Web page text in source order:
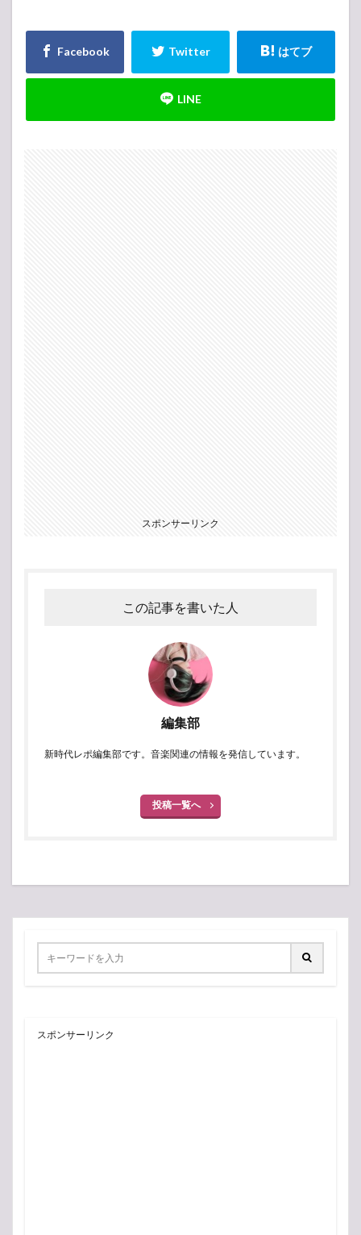
スポンサーリンク
この記事を書いた人
編集部
新時代レポ編集部です。音楽関連の情報を発信しています。
投稿一覧へ
スポンサーリンク